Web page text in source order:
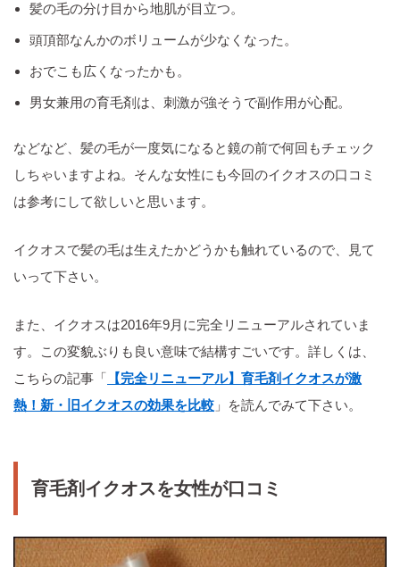
髪の毛の分け目から地肌が目立つ。
頭頂部なんかのボリュームが少なくなった。
おでこも広くなったかも。
男女兼用の育毛剤は、刺激が強そうで副作用が心配。
などなど、髪の毛が一度気になると鏡の前で何回もチェック
しちゃいますよね。そんな女性にも今回のイクオスの口コミ
は参考にして欲しいと思います。
イクオスで髪の毛は生えたかどうかも触れているので、見て
いって下さい。
また、イクオスは2016年9月に完全リニューアルされていま
す。この変貌ぶりも良い意味で結構すごいです。詳しくは、
こちらの記事「 【完全リニューアル】育毛剤イクオスが激
熱！新・旧イクオスの効果を比較 」を読んでみて下さい。
育毛剤イクオスを女性が口コミ